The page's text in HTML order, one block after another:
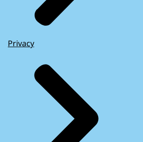
Privacy